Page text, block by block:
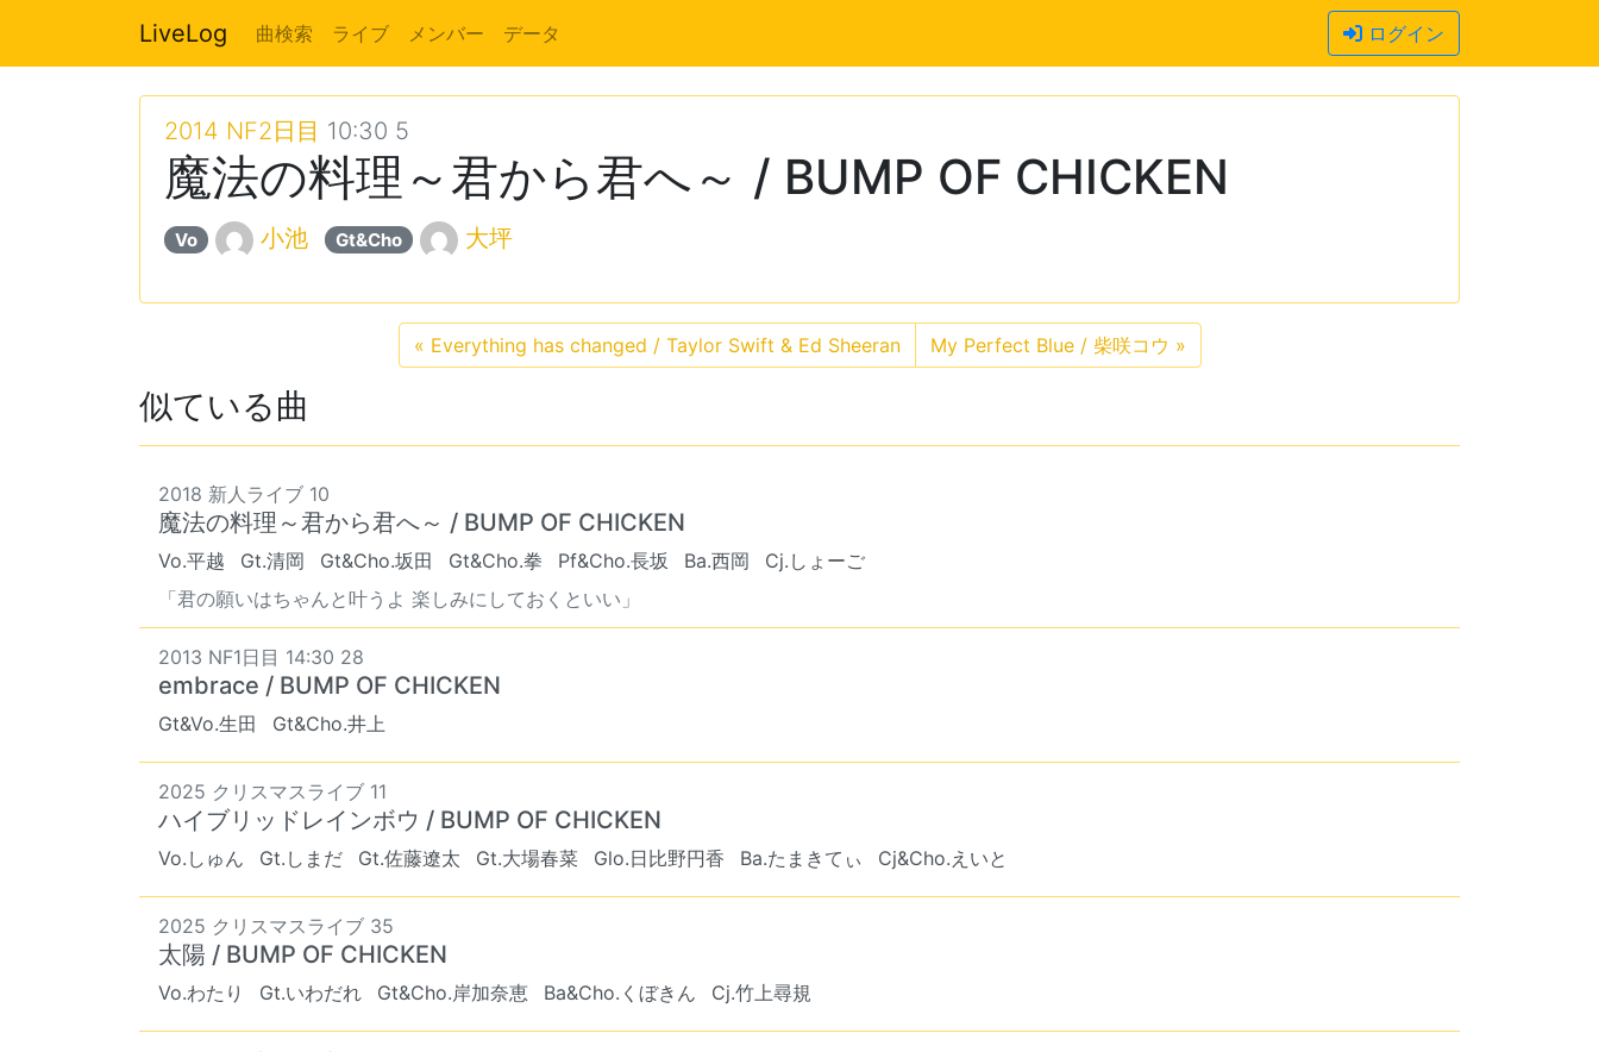
LiveLog 曲検索 ライブ メンバー データ ログイン
2014 NF2日目 10:30 5
魔法の料理～君から君へ～ / BUMP OF CHICKEN
Vo 小池 Gt&Cho 大坪
« Everything has changed / Taylor Swift & Ed Sheeran My Perfect Blue / 柴咲コウ »
似ている曲
2018 新人ライブ 10
魔法の料理～君から君へ～ / BUMP OF CHICKEN
Vo.平越 Gt.清岡 Gt&Cho.坂田 Gt&Cho.拳 Pf&Cho.長坂 Ba.西岡
Cj.しょーご
「君の願いはちゃんと叶うよ 楽しみにしておくといい」
2013 NF1日目 14:30 28
embrace / BUMP OF CHICKEN
Gt&Vo.生田 Gt&Cho.井上
2025 クリスマスライブ 11
ハイブリッドレインボウ / BUMP OF CHICKEN
Vo.しゅん Gt.しまだ Gt.佐藤遼太 Gt.大場春菜 Glo.日比野円香 Ba.たまきてぃ Cj&Cho.えいと
2025 クリスマスライブ 35
太陽 / BUMP OF CHICKEN
Vo.わたり Gt.いわだれ Gt&Cho.岸加奈恵 Ba&Cho.くぼきん Cj.竹上尋規